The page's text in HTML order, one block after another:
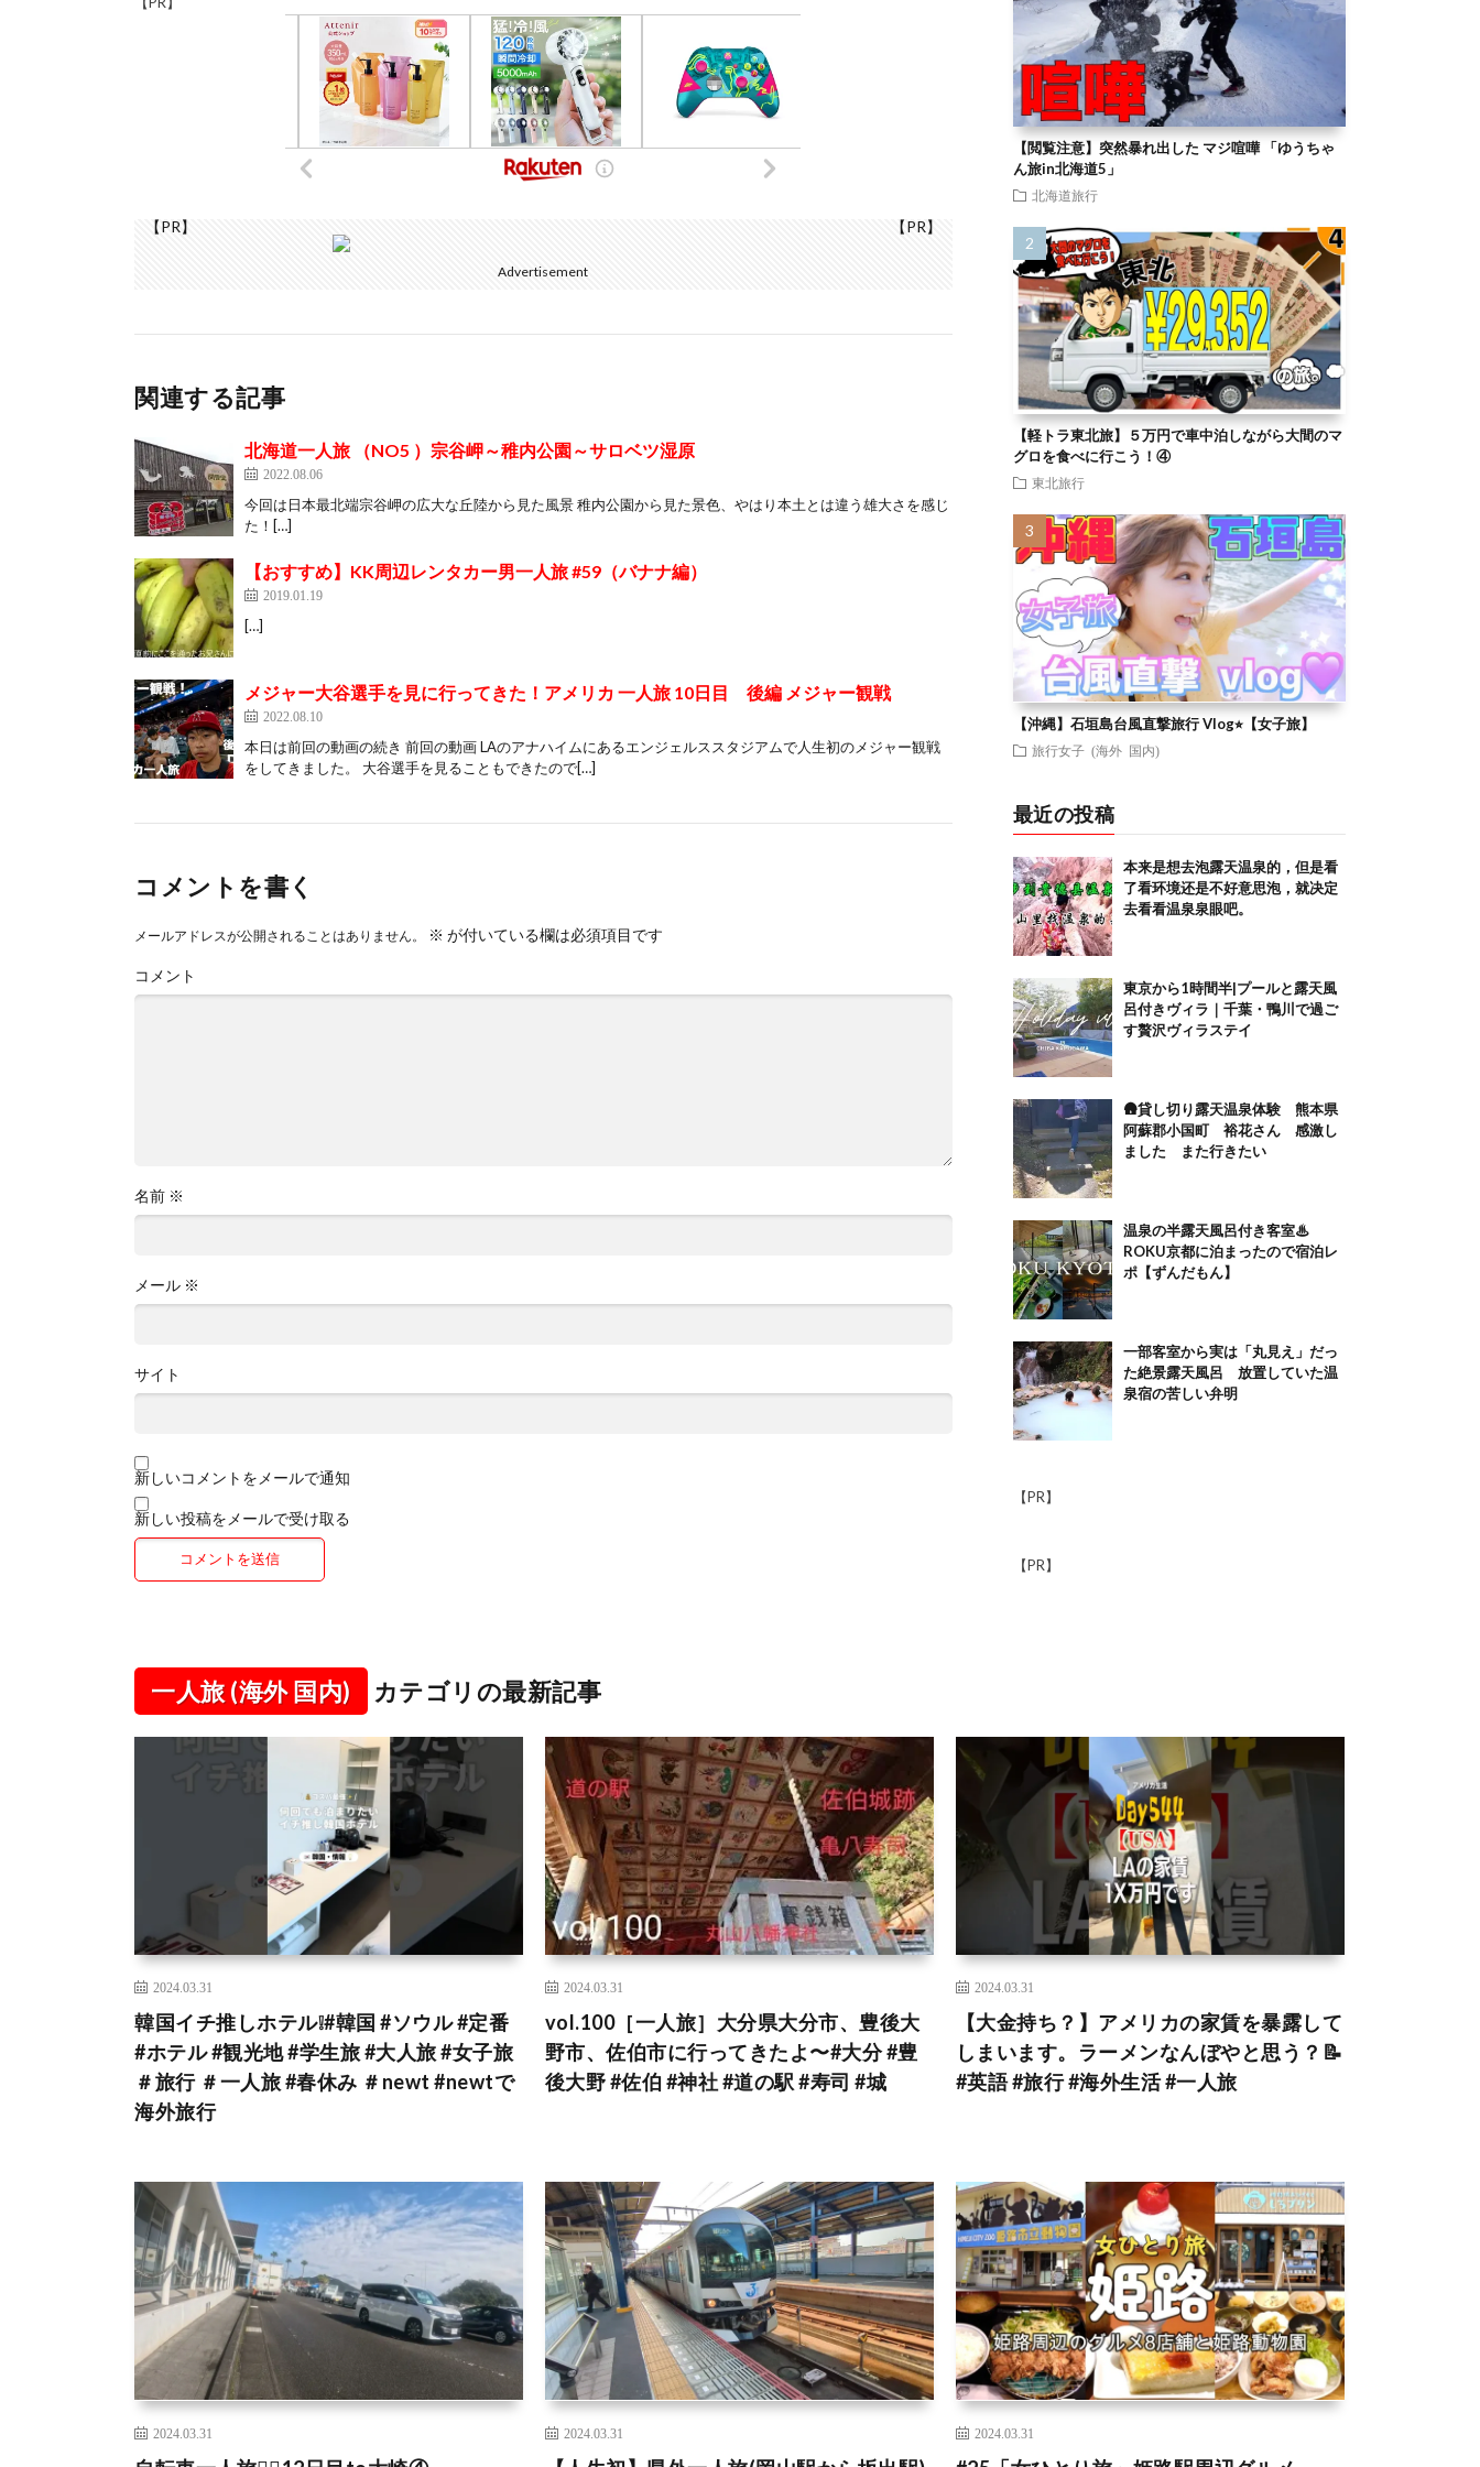
【PR】 【PR】
Advertisement
関連する記事
北海道一人旅 （NO5 ）宗谷岬～稚内公園～サロベツ湿原
2022.08.06
今回は日本最北端宗谷岬の広大な丘陸から見た風景 稚内公園から見た景色、やはり本土とは違う雄大さを感じ
た！[…]
【おすすめ】KK周辺レンタカー男一人旅 #59（バナナ編）
2019.01.19
[…]
メジャー大谷選手を見に行ってきた！アメリカ 一人旅 10日目 後編 メジャー観戦
2022.08.10
本日は前回の動画の続き 前回の動画 LAのアナハイムにあるエンジェルススタジアムで人生初のメジャー観戦
をしてきました。 大谷選手を見ることもできたので[…]
コメントを書く
メールアドレスが公開されることはありません。 ※ が付いている欄は必須項目です
コメント
名前 ※
メール ※
サイト
新しいコメントをメールで通知
新しい投稿をメールで受け取る
【閲覧注意】突然暴れ出した マジ喧嘩 「ゆうちゃ
ん旅in北海道5」
北海道旅行
【軽トラ東北旅】５万円で車中泊しながら大間のマ
グロを食べに行こう！④
東北旅行
【沖縄】石垣島台風直撃旅行 Vlog⭐︎【女子旅】
旅行女子 (海外 国内)
最近の投稿
本来是想去泡露天温泉的，但是看
了看环境还是不好意思泡，就决定
去看看温泉泉眼吧。
東京から1時間半|プールと露天風
呂付きヴィラ｜千葉・鴨川で過ご
す贅沢ヴィラステイ
🛖貸し切り露天温泉体験 熊本県
阿蘇郡小国町 裕花さん 感激し
ました また行きたい
温泉の半露天風呂付き客室♨
ROKU京都に泊まったので宿泊レ
ポ【ずんだもん】
一部客室から実は「丸見え」だっ
た絶景露天風呂 放置していた温
泉宿の苦しい弁明
【PR】
【PR】
一人旅 (海外 国内) カテゴリの最新記事
2024.03.31
韓国イチ推しホテル❕#韓国 #ソウル #定番
#ホテル #観光地 #学生旅 #大人旅 #女子旅
＃旅行 ＃一人旅 #春休み ＃newt #newtで
海外旅行
2024.03.31
vol.100［一人旅］大分県大分市、豊後大
野市、佐伯市に行ってきたよ〜#大分 #豊
後大野 #佐伯 #神社 #道の駅 #寿司 #城
2024.03.31
【大金持ち？】アメリカの家賃を暴露して
しまいます。ラーメンなんぼやと思う？📝
#英語 #旅行 #海外生活 #一人旅
2024.03.31 2024.03.31 2024.03.31